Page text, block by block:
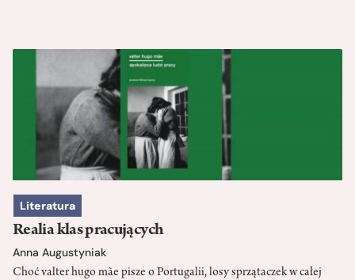
Literatura
Realia klas pracujących
Anna Augustyniak
Choć valter hugo mãe pisze o Portugalii, losy sprzątaczek w całej